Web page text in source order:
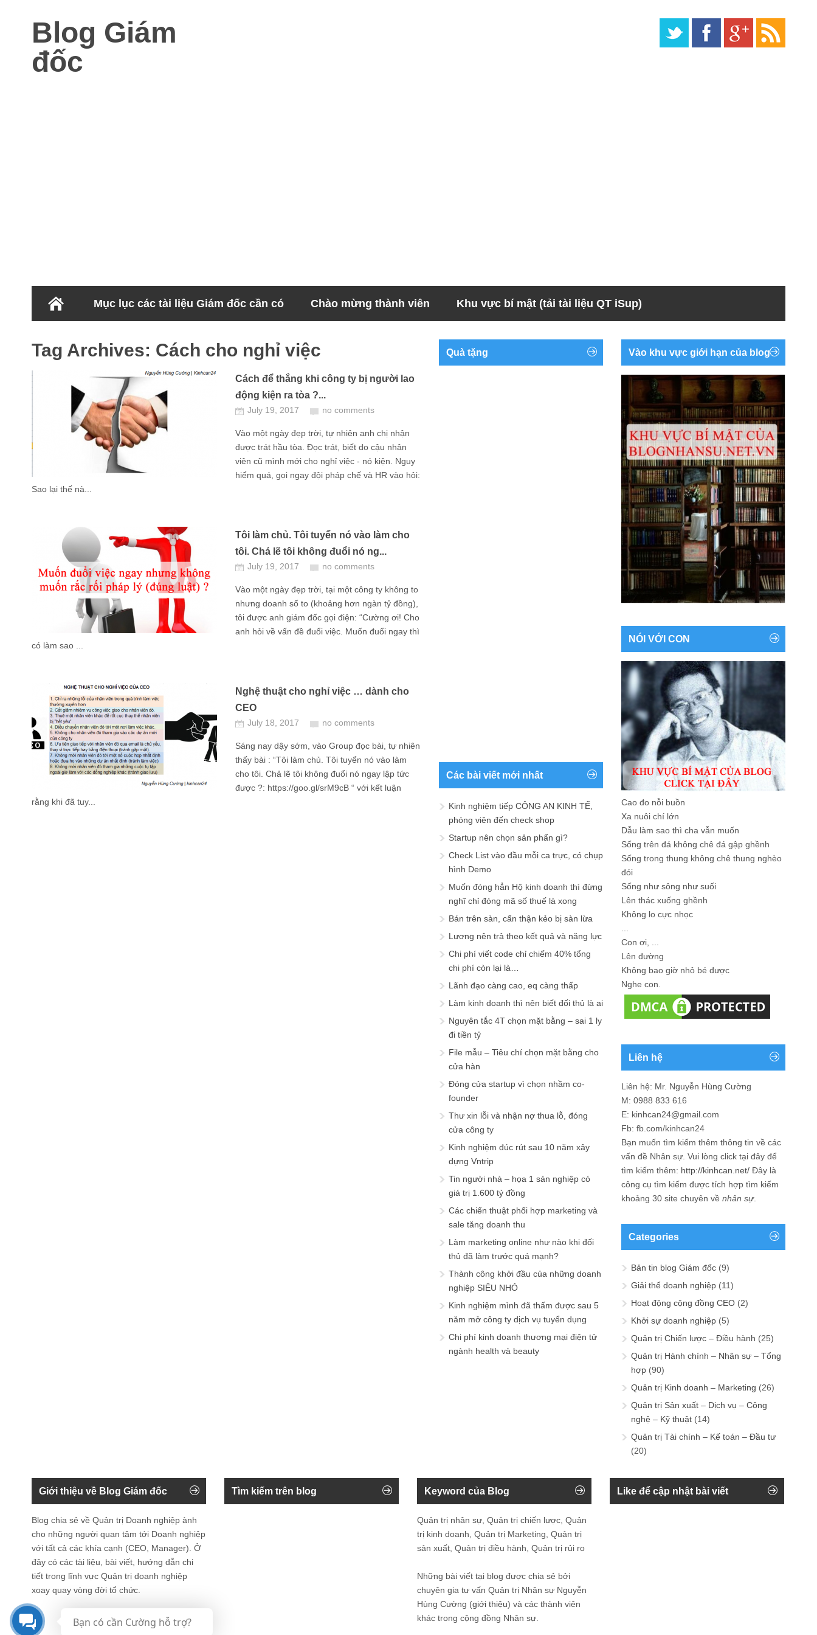
Blog Giám
đốc
Mục lục các tài liệu Giám đốc cần có Chào mừng thành viên Khu vực bí mật (tải tài liệu QT iSup)
Tag Archives: Cách cho nghỉ việc
Cách để thắng khi công ty bị người lao
động kiện ra tòa ?...
July 19, 2017 no comments
Vào một ngày đẹp trời, tự nhiên anh chị nhận
được trát hầu tòa. Đọc trát, biết do cậu nhân
viên cũ mình mới cho nghỉ việc - nó kiện. Nguy
hiểm quá, gọi ngay đội pháp chế và HR vào hỏi:
Sao lại thế nà...
Tôi làm chủ. Tôi tuyển nó vào làm cho
tôi. Chả lẽ tôi không đuổi nó ng...
July 19, 2017 no comments
Vào một ngày đẹp trời, tại một công ty không to
nhưng doanh số to (khoảng hơn ngàn tỷ đồng),
tôi được anh giám đốc gọi điện: “Cường ơi! Cho
anh hỏi về vấn đề đuổi việc. Muốn đuổi ngay thì
có làm sao ...
Nghệ thuật cho nghỉ việc … dành cho
CEO
July 18, 2017 no comments
Sáng nay dậy sớm, vào Group đọc bài, tự nhiên
thấy bài : “Tôi làm chủ. Tôi tuyển nó vào làm
cho tôi. Chả lẽ tôi không đuổi nó ngay lập tức
được ?: https://goo.gl/srM9cB “ với kết luận
rằng khi đã tuy...
Quà tặng
Các bài viết mới nhất
Kinh nghiệm tiếp CÔNG AN KINH TẾ,
phóng viên đến check shop
Startup nên chọn sản phẩn gì?
Check List vào đầu mỗi ca trực, có chụp
hình Demo
Muốn đóng hẳn Hộ kinh doanh thì đừng
nghĩ chỉ đóng mã số thuế là xong
Bán trên sàn, cẩn thận kẻo bị sàn lừa
Lương nên trả theo kết quả và năng lực
Chi phí viết code chỉ chiếm 40% tổng
chi phí còn lại là…
Lãnh đạo càng cao, eq càng thấp
Làm kinh doanh thì nên biết đối thủ là ai
Nguyên tắc 4T chọn mặt bằng – sai 1 ly
đi tiền tỷ
File mẫu – Tiêu chí chọn mặt bằng cho
cửa hàn
Đóng cửa startup vì chọn nhầm co-
founder
Thư xin lỗi và nhận nợ thua lỗ, đóng
cửa công ty
Kinh nghiệm đúc rút sau 10 năm xây
dựng Vntrip
Tin người nhà – họa 1 sản nghiệp có
giá trị 1.600 tỷ đồng
Các chiến thuật phối hợp marketing và
sale tăng doanh thu
Làm marketing online như nào khi đối
thủ đã làm trước quá mạnh?
Thành công khởi đầu của những doanh
nghiệp SIÊU NHỎ
Kinh nghiệm mình đã thấm được sau 5
năm mở công ty dịch vụ tuyển dụng
Chi phí kinh doanh thương mại điện tử
ngành health và beauty
Vào khu vực giới hạn của blog
NÓI VỚI CON
Cao đo nỗi buồn
Xa nuôi chí lớn
Dẫu làm sao thì cha vẫn muốn
Sống trên đá không chê đá gập ghềnh
Sống trong thung không chê thung nghèo
đói
Sống như sông như suối
Lên thác xuống ghềnh
Không lo cực nhọc
Con ơi, ...
Lên đường
Không bao giờ nhỏ bé được
Nghe con.
Liên hệ
Liên hệ: Mr. Nguyễn Hùng Cường
M: 0988 833 616
E: kinhcan24@gmail.com
Fb: fb.com/kinhcan24
Bạn muốn tìm kiếm thêm thông tin về các
vấn đề Nhân sự . Vui lòng click tại đây để
tìm kiếm thêm: http://kinhcan.net/ Đây là
công cụ tìm kiếm được tích hợp tìm kiếm
khoảng 30 site chuyên về nhân sự.
Categories
Bản tin blog Giám đốc (9)
Giải thể doanh nghiệp (11)
Hoạt động cộng đồng CEO (2)
Khởi sự doanh nghiệp (5)
Quản trị Chiến lược – Điều hành (25)
Quản trị Hành chính – Nhân sự – Tổng
hợp (90)
Quản trị Kinh doanh – Marketing (26)
Quản trị Sản xuất – Dịch vụ – Công
nghệ – Kỹ thuật (14)
Quản trị Tài chính – Kế toán – Đầu tư
(20)
Giới thiệu về Blog Giám đốc
Blog chia sẻ về Quản trị Doanh nghiệp ành
cho những người quan tâm tới Doanh nghiệp
với tất cả các khía cạnh (CEO, Manager). Ở
đây có các tài liệu, bài viết, hướng dẫn chi
tiết trong lĩnh vực Quản trị doanh nghiệp
xoay quay vòng đời tổ chức.
Tìm kiếm trên blog Keyword của Blog
Quản trị nhân sự, Quản trị chiến lược, Quản
trị kinh doanh, Quản trị Marketing, Quản trị
sản xuất, Quản trị điều hành, Quản trị rủi ro
Những bài viết tại blog được chia sẻ bởi
chuyên gia tư vấn Quản trị Nhân sự Nguyễn
Hùng Cường (giới thiệu) và các thành viên
khác trong cộng đồng Nhân sự.
Like để cập nhật bài viết
Bạn có cần Cường hỗ trợ?